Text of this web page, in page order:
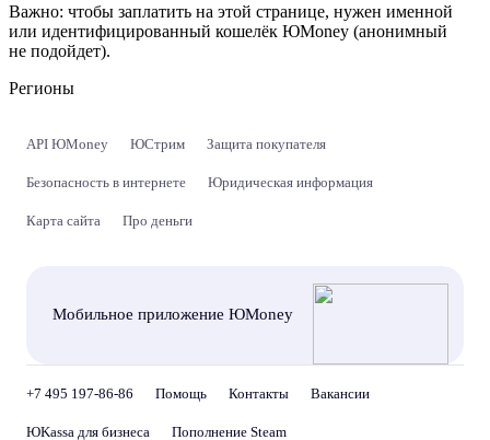
Важно: чтобы заплатить на этой странице, нужен именной
или идентифицированный кошелёк ЮMoney (анонимный
не подойдет).
Регионы
API ЮMoney ЮСтрим Защита покупателя
Безопасность в интернете Юридическая информация
Карта сайта Про деньги
Мобильное приложение ЮMoney
+7 495 197-86-86 Помощь Контакты Вакансии
ЮKassa для бизнеса Пополнение Steam